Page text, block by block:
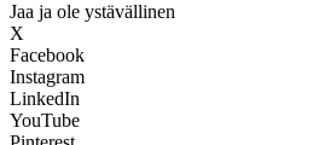
Jaa ja ole ystävällinen
X
Facebook
Instagram
LinkedIn
YouTube